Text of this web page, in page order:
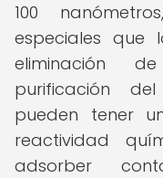
100
especiales que
eliminación
purificación
pueden tener
reactividad
adsorber